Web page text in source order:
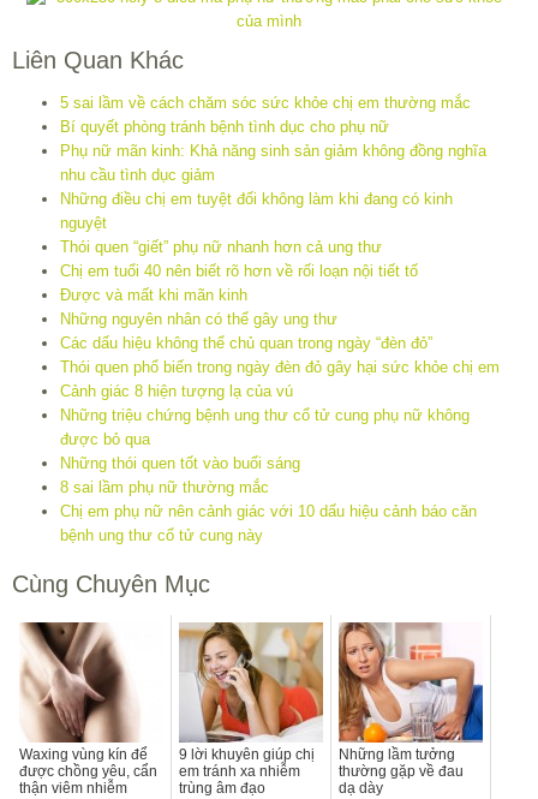
Liên Quan Khác
5 sai lầm về cách chăm sóc sức khỏe chị em thường mắc
Bí quyết phòng tránh bệnh tình dục cho phụ nữ
Phụ nữ mãn kinh: Khả năng sinh sản giảm không đồng nghĩa
nhu cầu tình dục giảm
Những điều chị em tuyệt đối không làm khi đang có kinh
nguyệt
Thói quen “giết” phụ nữ nhanh hơn cả ung thư
Chị em tuổi 40 nên biết rõ hơn về rối loạn nội tiết tố
Được và mất khi mãn kinh
Những nguyên nhân có thể gây ung thư
Các dấu hiệu không thể chủ quan trong ngày “đèn đỏ”
Thói quen phổ biến trong ngày đèn đỏ gây hại sức khỏe chị em
Cảnh giác 8 hiện tượng lạ của vú
Những triệu chứng bệnh ung thư cổ tử cung phụ nữ không
được bỏ qua
Những thói quen tốt vào buổi sáng
8 sai lầm phụ nữ thường mắc
Chị em phụ nữ nên cảnh giác với 10 dấu hiệu cảnh báo căn
bệnh ung thư cổ tử cung này
Cùng Chuyên Mục
Waxing vùng kín để
được chồng yêu, cẩn
thận viêm nhiễm
9 lời khuyên giúp chị
em tránh xa nhiễm
trùng âm đạo
Những lầm tưởng
thường gặp về đau
dạ dày